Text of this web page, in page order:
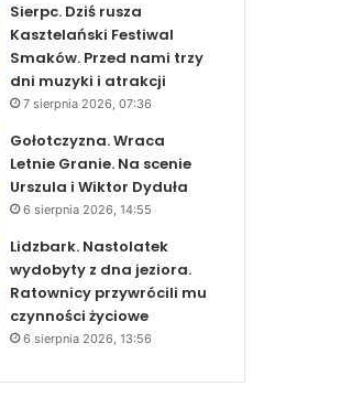
Sierpc. Dziś rusza
Kasztelański Festiwal
Smaków. Przed nami trzy
dni muzyki i atrakcji
7 sierpnia 2026, 07:36
Gołotczyzna. Wraca
Letnie Granie. Na scenie
Urszula i Wiktor Dyduła
6 sierpnia 2026, 14:55
Lidzbark. Nastolatek
wydobyty z dna jeziora.
Ratownicy przywrócili mu
czynności życiowe
6 sierpnia 2026, 13:56